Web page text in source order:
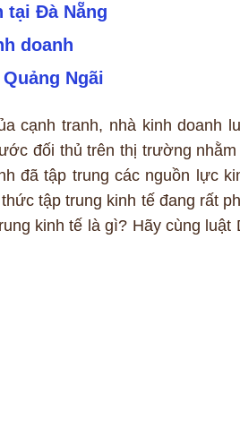
tại Đà Nẵng
doanh
Ngãi
cạnh tranh, nhà kinh doanh
đối thủ trên thị trường
đã tập trung các nguồn lực
tập trung kinh tế đang rất
kinh tế là gì? Hãy cùng